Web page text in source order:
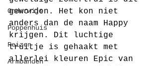
Onderwijs
Poppenhuis
Reizen
Armbanden
geworden. Het kon niet
anders dan de naam Happy
krijgen. Dit luchtige
truitje is gehaakt met
allerlei kleuren Epic van